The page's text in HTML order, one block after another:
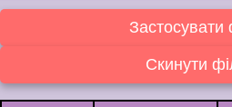
Застосувати
Скинути